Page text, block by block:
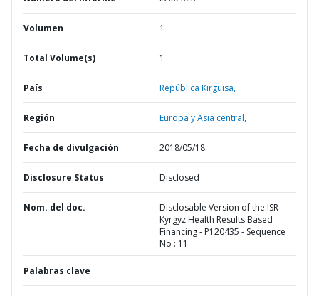
Volumen 1
Total Volume(s) 1
País República Kirguisa,
Región Europa y Asia central,
Fecha de divulgación 2018/05/18
Disclosure Status Disclosed
Nom. del doc.
Disclosable Version of the ISR -
Kyrgyz Health Results Based
Financing - P120435 - Sequence
No : 11
Palabras clave